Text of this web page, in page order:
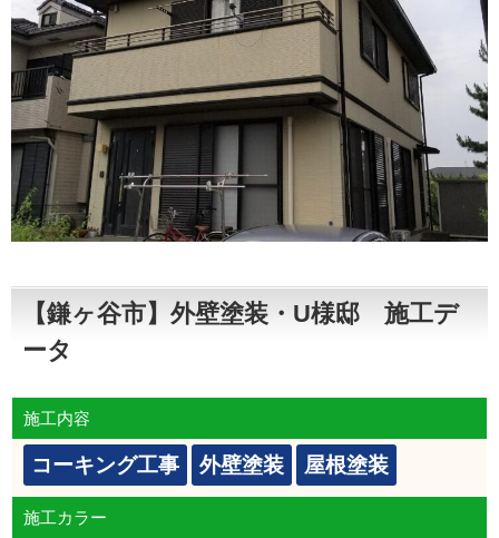
【鎌ヶ谷市】外壁塗装・U様邸 施工デ
ータ
施工内容
コーキング工事 外壁塗装 屋根塗装
施工カラー